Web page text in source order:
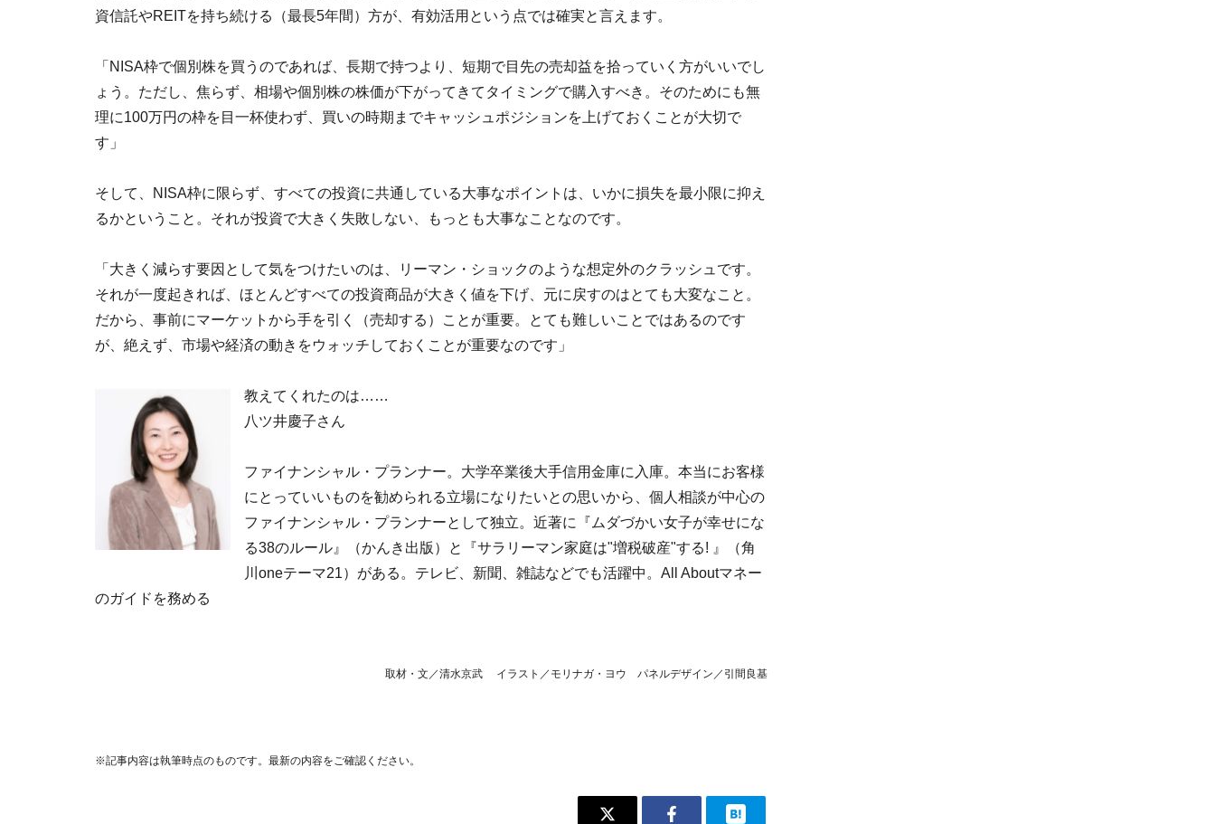
資信託やREITを持ち続ける（最長5年間）方が、有効活用という点では確実と言えます。
「NISA枠で個別株を買うのであれば、長期で持つより、短期で目先の売却益を拾っていく方がいいでし
ょう。ただし、焦らず、相場や個別株の株価が下がってきてタイミングで購入すべき。そのためにも無
理に100万円の枠を目一杯使わず、買いの時期までキャッシュポジションを上げておくことが大切で
す」
そして、NISA枠に限らず、すべての投資に共通している大事なポイントは、いかに損失を最小限に抑え
るかということ。それが投資で大きく失敗しない、もっとも大事なことなのです。
「大きく減らす要因として気をつけたいのは、リーマン・ショックのような想定外のクラッシュです。
それが一度起きれば、ほとんどすべての投資商品が大きく値を下げ、元に戻すのはとても大変なこと。
だから、事前にマーケットから手を引く（売却する）ことが重要。とても難しいことではあるのです
が、絶えず、市場や経済の動きをウォッチしておくことが重要なのです」
教えてくれたのは……
八ツ井慶子さん
ファイナンシャル・プランナー。大学卒業後大手信用金庫に入庫。本当にお客様
にとっていいものを勧められる立場になりたいとの思いから、個人相談が中心の
ファイナンシャル・プランナーとして独立。近著に『ムダづかい女子が幸せにな
る38のルール』（かんき出版）と『サラリーマン家庭は"増税破産"する! 』（角
川oneテーマ21）がある。テレビ、新聞、雑誌などでも活躍中。All Aboutマネー
のガイドを務める
取材・文／清水京武 イラスト／モリナガ・ヨウ パネルデザイン／引間良基
※記事内容は執筆時点のものです。最新の内容をご確認ください。